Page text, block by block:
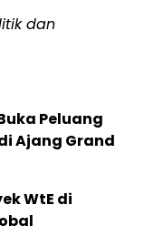
dan
Peluang
Ajang Grand
WtE di